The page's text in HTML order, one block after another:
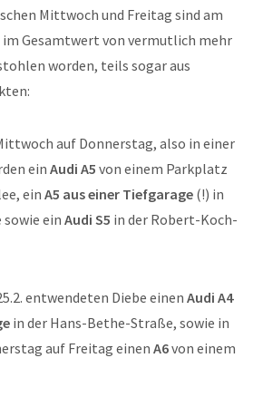
Mittwoch und Freitag sind am
im Gesamtwert von vermutlich mehr
worden, teils sogar aus
auf Donnerstag, also in einer
ein Audi A5 von einem Parkplatz
ein A5 aus einer Tiefgarage (!) in
ein Audi S5 in der Robert-Koch-
entwendeten Diebe einen Audi A4
in der Hans-Bethe-Straße, sowie in
auf Freitag einen A6von einem